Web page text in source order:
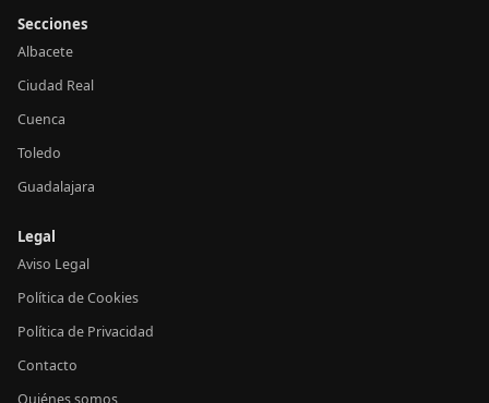
Secciones
Albacete
Ciudad Real
Cuenca
Toledo
Guadalajara
Legal
Aviso Legal
Política de Cookies
Política de Privacidad
Contacto